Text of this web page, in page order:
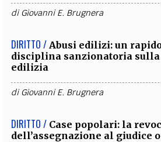
diGiovanni E. Brugnera
DIRITTO / Abusi edilizi: un
disciplina sanzionatoria sulla
edilizia
diGiovanni E. Brugnera
DIRITTO / Case popolari: la
dell’assegnazione al giudice